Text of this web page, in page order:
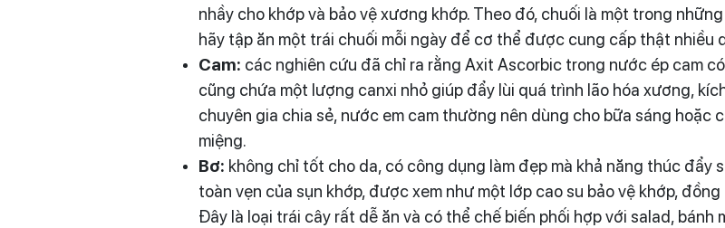
nhầy cho khớp và bảo vệ xương khớp. Theo đó, chuối là một trong
hãy tập ăn một trái chuối mỗi ngày để cơ thể được cung cấp thật nhiều
Cam: các nghiên cứu đã chỉ ra rằng Axit Ascorbic trong nước ép cam
cũng chứa một lượng canxi nhỏ giúp đẩy lùi quá trình lão hóa xương,
chuyên gia chia sẻ, nước em cam thường nên dùng cho bữa sáng hoặc
miệng.
Bơ: không chỉ tốt cho da, có công dụng làm đẹp mà khả năng thúc đẩy
toàn vẹn của sụn khớp, được xem như một lớp cao su bảo vệ khớp,
Đây là loại trái cây rất dễ ăn và có thể chế biến phối hợp với salad, bánh